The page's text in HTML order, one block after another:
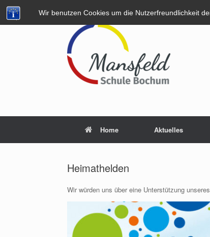
Wir benutzen Cookies um die Nutzerfreundlichkeit
Zum
Inhalt
springen
Home Aktuelles
Heimathelden
Wir würden uns über eine Unterstützung